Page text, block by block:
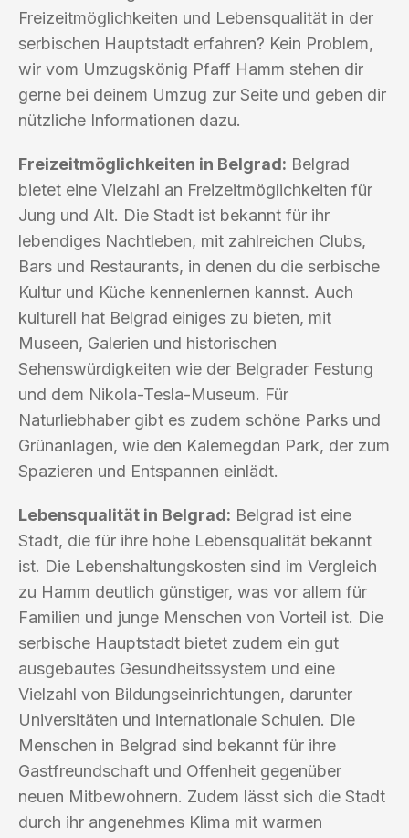
Freizeitmöglichkeiten und Lebensqualität in der
serbischen Hauptstadt erfahren? Kein Problem,
wir vom Umzugskönig Pfaff Hamm stehen dir
gerne bei deinem Umzug zur Seite und geben dir
nützliche Informationen dazu.
Freizeitmöglichkeiten in Belgrad: Belgrad
bietet eine Vielzahl an Freizeitmöglichkeiten für
Jung und Alt. Die Stadt ist bekannt für ihr
lebendiges Nachtleben, mit zahlreichen Clubs,
Bars und Restaurants, in denen du die serbische
Kultur und Küche kennenlernen kannst. Auch
kulturell hat Belgrad einiges zu bieten, mit
Museen, Galerien und historischen
Sehenswürdigkeiten wie der Belgrader Festung
und dem Nikola-Tesla-Museum. Für
Naturliebhaber gibt es zudem schöne Parks und
Grünanlagen, wie den Kalemegdan Park, der zum
Spazieren und Entspannen einlädt.
Lebensqualität in Belgrad: Belgrad ist eine
Stadt, die für ihre hohe Lebensqualität bekannt
ist. Die Lebenshaltungskosten sind im Vergleich
zu Hamm deutlich günstiger, was vor allem für
Familien und junge Menschen von Vorteil ist. Die
serbische Hauptstadt bietet zudem ein gut
ausgebautes Gesundheitssystem und eine
Vielzahl von Bildungseinrichtungen, darunter
Universitäten und internationale Schulen. Die
Menschen in Belgrad sind bekannt für ihre
Gastfreundschaft und Offenheit gegenüber
neuen Mitbewohnern. Zudem lässt sich die Stadt
durch ihr angenehmes Klima mit warmen